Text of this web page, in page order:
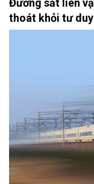
Đường sắt liên
thoát khỏi tư duy